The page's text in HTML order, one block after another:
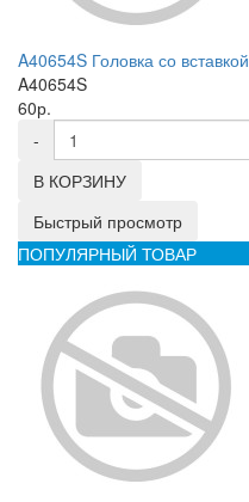
A40654S Головка со
A40654S
60р.
-
В КОРЗИНУ
Быстрый просмотр
ПОПУЛЯРНЫЙ ТОВАР